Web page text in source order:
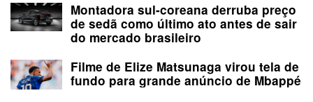
Montadora sul-coreana derruba preço
de sedã como último ato antes de sair
do mercado brasileiro
Filme de Elize Matsunaga virou tela de
fundo para grande anúncio de Mbappé